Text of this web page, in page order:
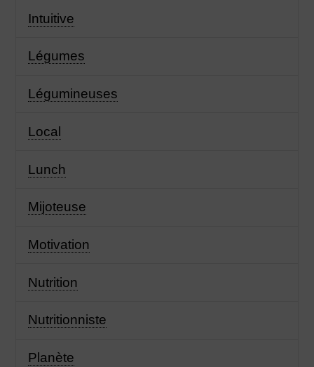
Intuitive
Légumes
Légumineuses
Local
Lunch
Mijoteuse
Motivation
Nutrition
Nutritionniste
Planète